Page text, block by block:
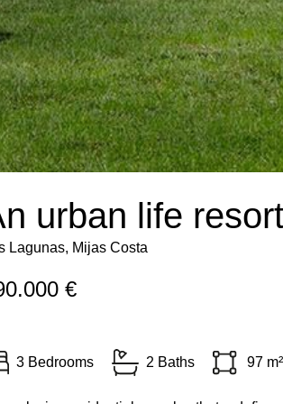
urban life resort
Lagunas, Mijas Costa
€
3 Bedrooms 2 Baths 97 m²